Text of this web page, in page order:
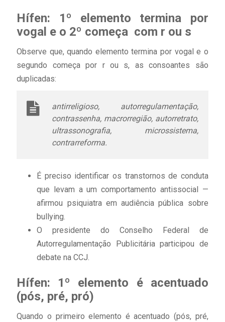
Hífen: 1º elemento termina por
vogal e o 2º começa com r ou s
Observe que, quando elemento termina por vogal e o
segundo começa por r ou s, as consoantes são
duplicadas:
antirreligioso, autorregulamentação,
contrassenha, macrorregião, autorretrato,
ultrassonografia, microssistema,
contrarreforma.
É preciso identificar os transtornos de conduta
que levam a um comportamento antissocial —
afirmou psiquiatra em audiência pública sobre
bullying.
O presidente do Conselho Federal de
Autorregulamentação Publicitária participou de
debate na CCJ.
Hífen: 1º elemento é acentuado
(pós, pré, pró)
Quando o primeiro elemento é acentuado (pós, pré,